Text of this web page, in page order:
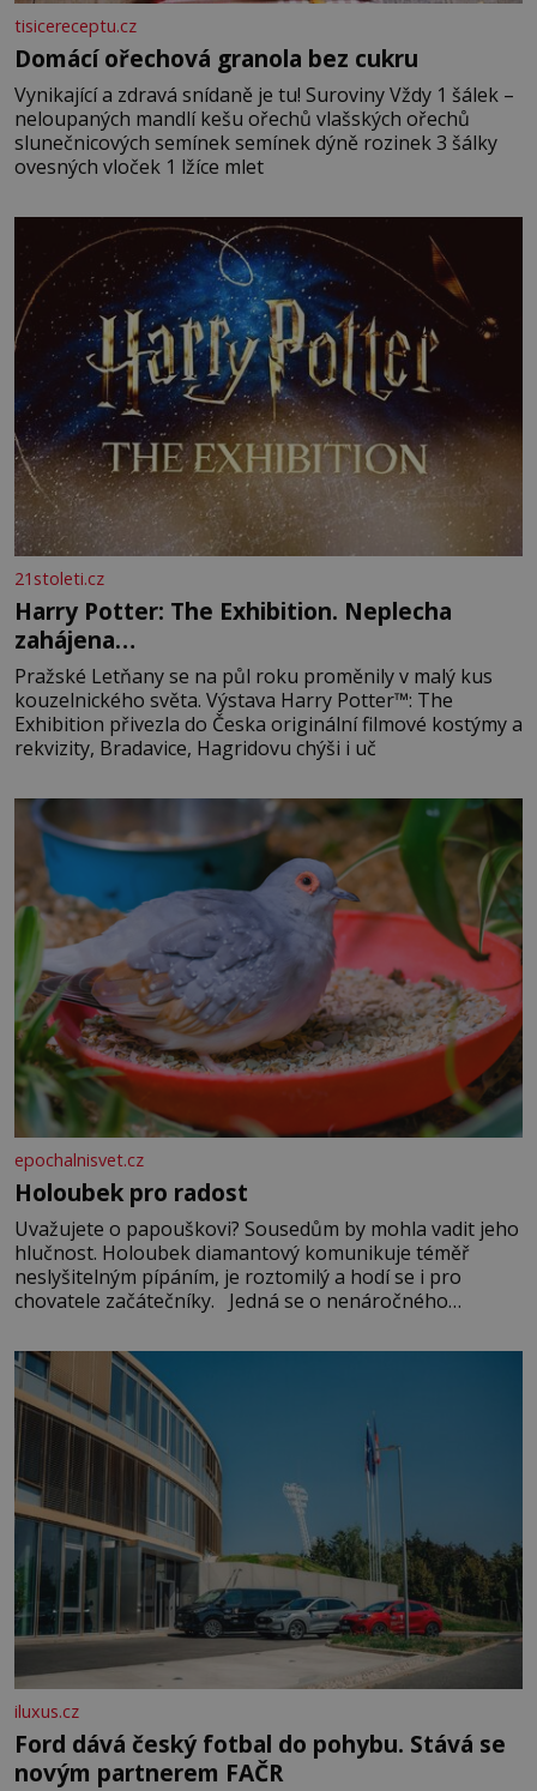
tisicereceptu.cz
Domácí ořechová granola bez cukru
Vynikající a zdravá snídaně je tu! Suroviny Vždy 1 šálek –
neloupaných mandlí kešu ořechů vlašských ořechů
slunečnicových semínek semínek dýně rozinek 3 šálky
ovesných vloček 1 lžíce mlet
21stoleti.cz
Harry Potter: The Exhibition. Neplecha
zahájena…
Pražské Letňany se na půl roku proměnily v malý kus
kouzelnického světa. Výstava Harry Potter™: The
Exhibition přivezla do Česka originální filmové kostýmy a
rekvizity, Bradavice, Hagridovu chýši i uč
epochalnisvet.cz
Holoubek pro radost
Uvažujete o papouškovi? Sousedům by mohla vadit jeho
hlučnost. Holoubek diamantový komunikuje téměř
neslyšitelným pípáním, je roztomilý a hodí se i pro
chovatele začátečníky. Jedná se o nenáročného
času tráví na zemi, kde sbírá zbytky semínek Jeho
domovinou je prakticky celá Austrálie s výjimkou
pobřežní oblasti.
iluxus.cz
Ford dává český fotbal do pohybu. Stává se
novým partnerem FAČR